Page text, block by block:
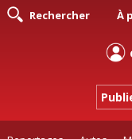
Rechercher À